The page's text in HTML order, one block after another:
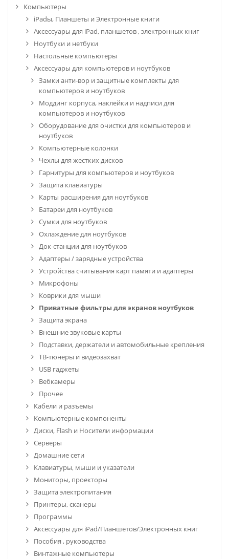
Компьютеры
iPadы, Планшеты и Электронные книги
Аксессуары для iPad, планшетов , электронных книг
Ноутбуки и нетбуки
Настольные компьютеры
Аксессуары для компьютеров и ноутбуков
Замки анти-вор и защитные комплекты для
компьютеров и ноутбуков
Моддинг корпуса, наклейки и надписи для
компьютеров и ноутбуков
Оборудование для очистки для компьютеров и
ноутбуков
Компьютерные колонки
Чехлы для жестких дисков
Гарнитуры для компьютеров и ноутбуков
Защита клавиатуры
Карты расширения для ноутбуков
Батареи для ноутбуков
Сумки для ноутбуков
Охлаждение для ноутбуков
Док-станции для ноутбуков
Адаптеры / зарядные устройства
Устройства считывания карт памяти и адаптеры
Микрофоны
Коврики для мыши
Приватные фильтры для экранов ноутбуков
Защита экрана
Внешние звуковые карты
Подставки, держатели и автомобильные крепления
ТВ-тюнеры и видеозахват
USB гаджеты
Вебкамеры
Прочее
Кабели и разъемы
Компьютерные компоненты
Диски, Flash и Носители информации
Серверы
Домашние сети
Клавиатуры, мыши и указатели
Мониторы, проекторы
Защита электропитания
Принтеры, сканеры
Программы
Аксессуары для iPad/Планшетов/Электронных книг
Пособия , руководства
Винтажные компьютеры